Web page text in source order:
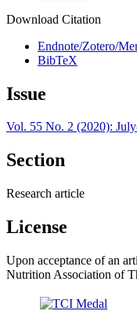
Download Citation
Endnote/Zotero/
BibTeX
Issue
Vol. 55 No. 2 (2020):
Section
Research article
License
Upon acceptance of an
Nutrition Association of